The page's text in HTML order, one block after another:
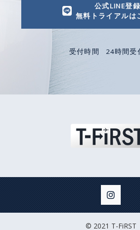
公式LINE登録
無料トライアルは
受付時間 24時間受
© 2021 T-FiRST